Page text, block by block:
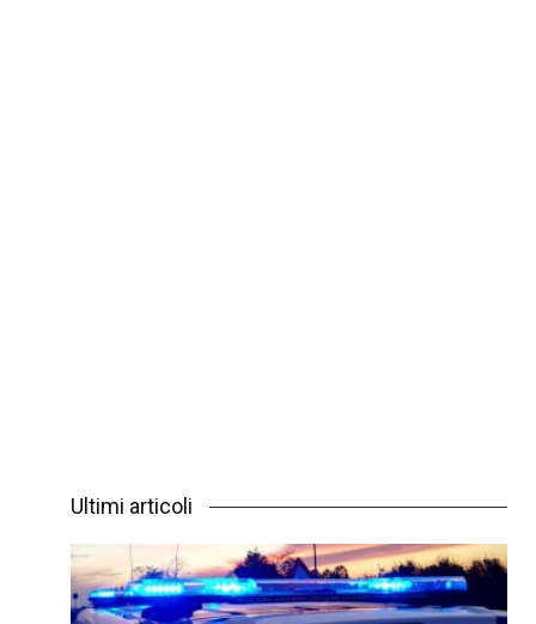
Ultimi articoli